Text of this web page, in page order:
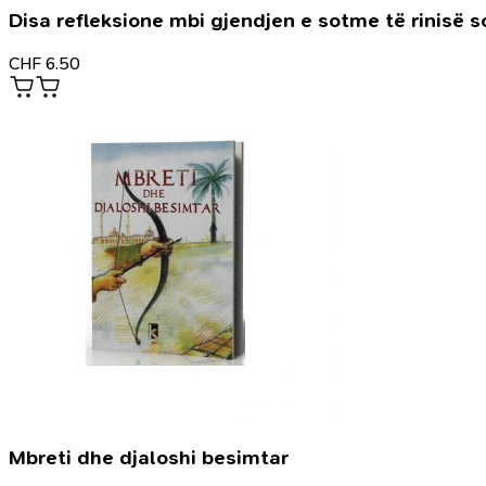
Disa refleksione mbi gjendjen e sotme të rinisë
CHF 6.50
Mbreti dhe djaloshi besimtar